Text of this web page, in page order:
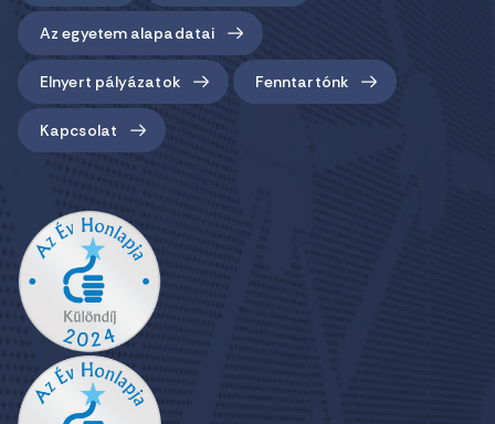
Az egyetem alapadatai
Elnyert pályázatok Fenntartónk
Kapcsolat